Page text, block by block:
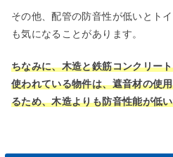
その他、配管の防音性が低いとト
も気になることがあります。
ちなみに、木造と鉄筋コンクリー
使われている物件は、遮音材の使
るため、木造よりも防音性能が低